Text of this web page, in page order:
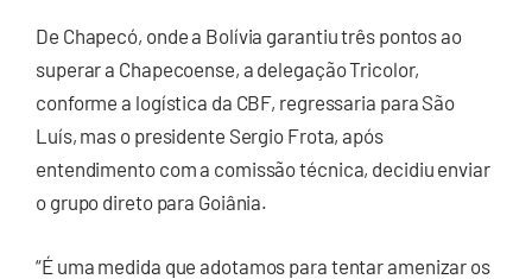
De Chapecó, onde a Bolívia garantiu três pontos ao
superar a Chapecoense, a delegação Tricolor,
conforme a logística da CBF, regressaria para São
Luís, mas o presidente Sergio Frota, após
entendimento com a comissão técnica, decidiu enviar
o grupo direto para Goiânia.
“É uma medida que adotamos para tentar amenizar os